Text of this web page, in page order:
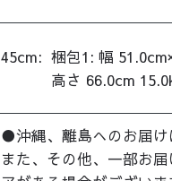
45cm: 梱包1: 幅
高さ 66.0cm
●沖縄、離島へのお届け
また、その他、一部お